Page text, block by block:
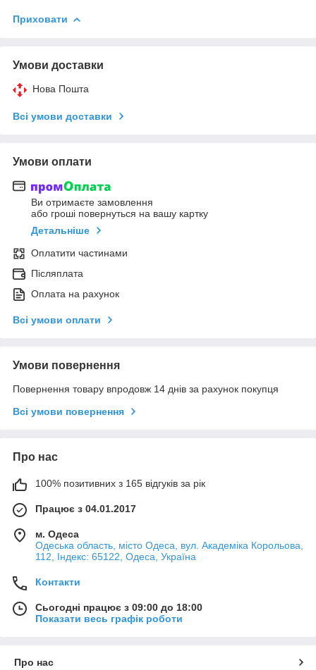
Приховати
Умови доставки
Нова Пошта
Всі умови доставки
Умови оплати
Ви отримаєте замовлення
або гроші повернуться на вашу картку
Детальніше
Оплатити частинами
Післяплата
Оплата на рахунок
Всі умови оплати
Умови повернення
Повернення товару впродовж 14 днів за рахунок покупця
Всі умови повернення
Про нас
100% позитивних з 165 відгуків за рік
Працює з 04.01.2017
м. Одеса
Одеська область, місто Одеса, вул. Академіка Корольова,
112, Індекс: 65122, Одеса, Україна
Контакти
Сьогодні працює з 09:00 до 18:00
Показати весь графік роботи
Про нас